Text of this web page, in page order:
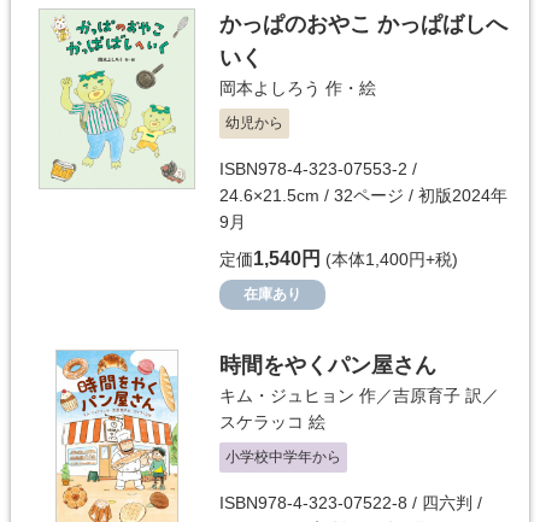
かっぱのおやこ かっぱばしへ
いく
岡本よしろう 作・絵
幼児から
ISBN978-4-323-07553-2 /
24.6×21.5cm / 32ページ / 初版2024年
9月
定価1,540円 (本体1,400円+税)
在庫あり
時間をやくパン屋さん
キム・ジュヒョン 作／吉原育子 訳／
スケラッコ 絵
小学校中学年から
ISBN978-4-323-07522-8 / 四六判 /